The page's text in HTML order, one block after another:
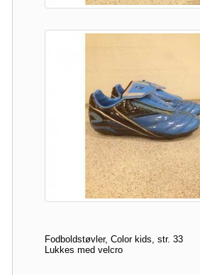
Fodboldstøvler, Color kids, str. 33
Lukkes med velcro